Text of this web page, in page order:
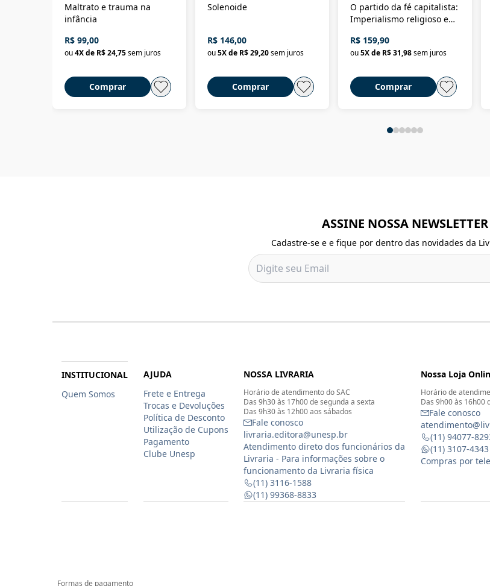
Maltrato e trauma na
infância
R$ 99,00
ou4X de R$ 24,75sem juros
Comprar
Solenoide
R$ 146,00
ou5X de R$ 29,20sem juros
Comprar
O partido da fé capitalista:
Imperialismo religioso e
Brasil
R$ 159,90
ou5X de R$ 31,98sem juros
Comprar
ASSINE NOSSA NEWSLETTER
Cadastre-se e e fique por dentro das novidades da
INSTITUCIONAL
Quem Somos
AJUDA
Frete e Entrega
Trocas e Devoluções
Política de Desconto
Utilização de Cupons
Pagamento
Clube Unesp
NOSSA LIVRARIA
Horário de atendimento do SAC
Das 9h30 às 17h00 de segunda a sexta
Das 9h30 às 12h00 aos sábados
Fale conosco
livraria.editora@unesp.br
Atendimento direto dos funcionários da
Livraria - Para informações sobre o
funcionamento da Livraria física
(11) 3116-1588
(11) 99368-8833
Nossa Loja
Horário de
Das 9h00 às 16h00
Fale conosco
(11) 94077-
(11) 3107-4343
Compras por
Formas de pagamento